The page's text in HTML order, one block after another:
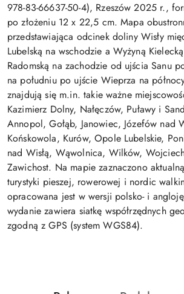
978-83-66637-50-4), Rzeszów 2025 r.,
po złożeniu 12 x 22,5 cm. Mapa
przedstawiająca odcinek doliny Wisły
Lubelską na wschodzie a Wyżyną
Radomską na zachodzie od ujścia Sanu
na południu po ujście Wieprza na
znajdują się m.in. takie ważne
Kazimierz Dolny, Nałęczów, Puławy i
Annopol, Gołąb, Janowiec, Józefów nad
Końskowola, Kurów, Opole Lubelskie,
nad Wisłą, Wąwolnica, Wilków,
Zawichost. Na mapie zaznaczono
turystyki pieszej, rowerowej i nordic
opracowana jest w wersji polsko- i
wydanie zawiera siatkę współrzędnych
zgodną z GPS (system WGS84).